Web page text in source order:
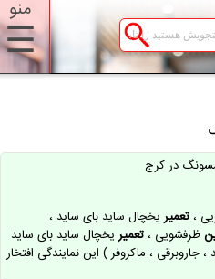
منو
☰
در کرج
، تعمیریخچال ساید بای ساید ،
ظرفشویی ، تعمیریخچال ساید بای ساید
جاروبرقی ، ماکروفر ) این نمایندگی افتخار